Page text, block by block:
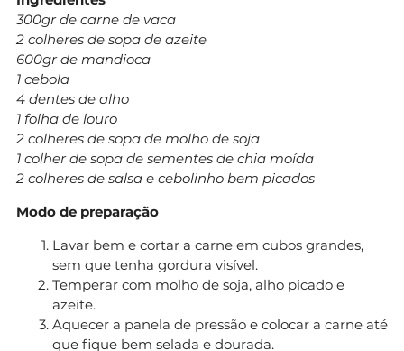
300gr de carne de vaca
2 colheres de sopa de azeite
600gr de mandioca
1 cebola
4 dentes de alho
1 folha de louro
2 colheres de sopa de molho de soja
1 colher de sopa de sementes de chia moída
2 colheres de salsa e cebolinho bem picados
Modo de preparação
Lavar bem e cortar a carne em cubos grandes,
sem que tenha gordura visível.
Temperar com molho de soja, alho picado e
azeite.
Aquecer a panela de pressão e colocar a carne até
que fique bem selada e dourada.